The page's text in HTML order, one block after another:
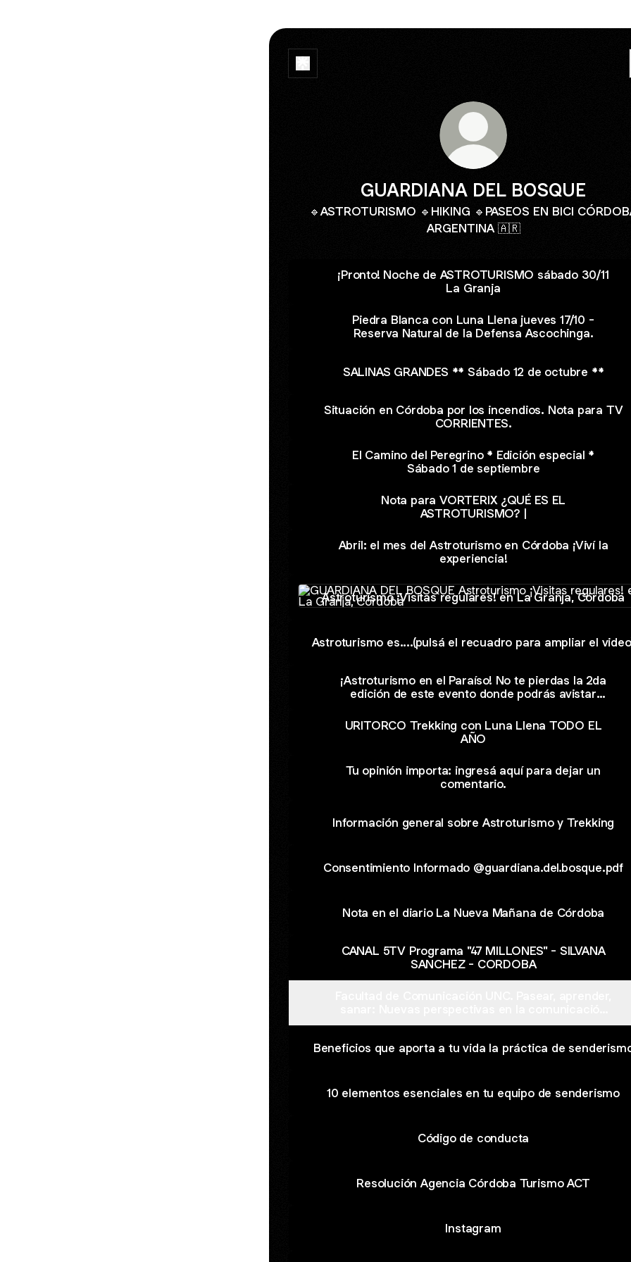
GUARDIANA DEL BOSQUE
🔹ASTROTURISMO 🔹HIKING 🔹PASEOS EN BICI
ARGENTINA 🇦🇷
¡Pronto! Noche de ASTROTURISMO sábado 30/11
La Granja
Piedra Blanca con Luna Llena jueves 17/10 -
Reserva Natural de la Defensa Ascochinga.
SALINAS GRANDES ** Sábado 12 de octubre **
Situación en Córdoba por los incendios. Nota para TV
CORRIENTES.
El Camino del Peregrino * Edición especial *
Sábado 1 de septiembre
Nota para VORTERIX ¿QUÉ ES EL
ASTROTURISMO? |
Abril: el mes del Astroturismo en Córdoba ¡Viví la
experiencia!
Astroturismo ¡Visitas regulares! en La Granja, Córdoba
Astroturismo es....(pulsá el recuadro para ampliar el
¡Astroturismo en el Paraíso! No te pierdas la 2da
edición de este evento donde podrás avistar
y en directo!
URITORCO Trekking con Luna Llena TODO EL
AÑO
Tu opinión importa: ingresá aquí para dejar un
comentario.
Información general sobre Astroturismo y Trekking
Consentimiento Informado @guardiana.del.bosque.pdf
Nota en el diario La Nueva Mañana de Córdoba
CANAL 5TV Programa "47 MILLONES" - SILVANA
SANCHEZ - CORDOBA
del turismo
Beneficios que aporta a tu vida la práctica de
10 elementos esenciales en tu equipo de senderismo
Código de conducta
Resolución Agencia Córdoba Turismo ACT
Instagram